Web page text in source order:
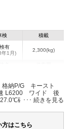
検
有
年1月)
積載
2,300(kg)
納P/G キースト
Ⅼ6200 ワイド 後
確認済（外気
方はこちら